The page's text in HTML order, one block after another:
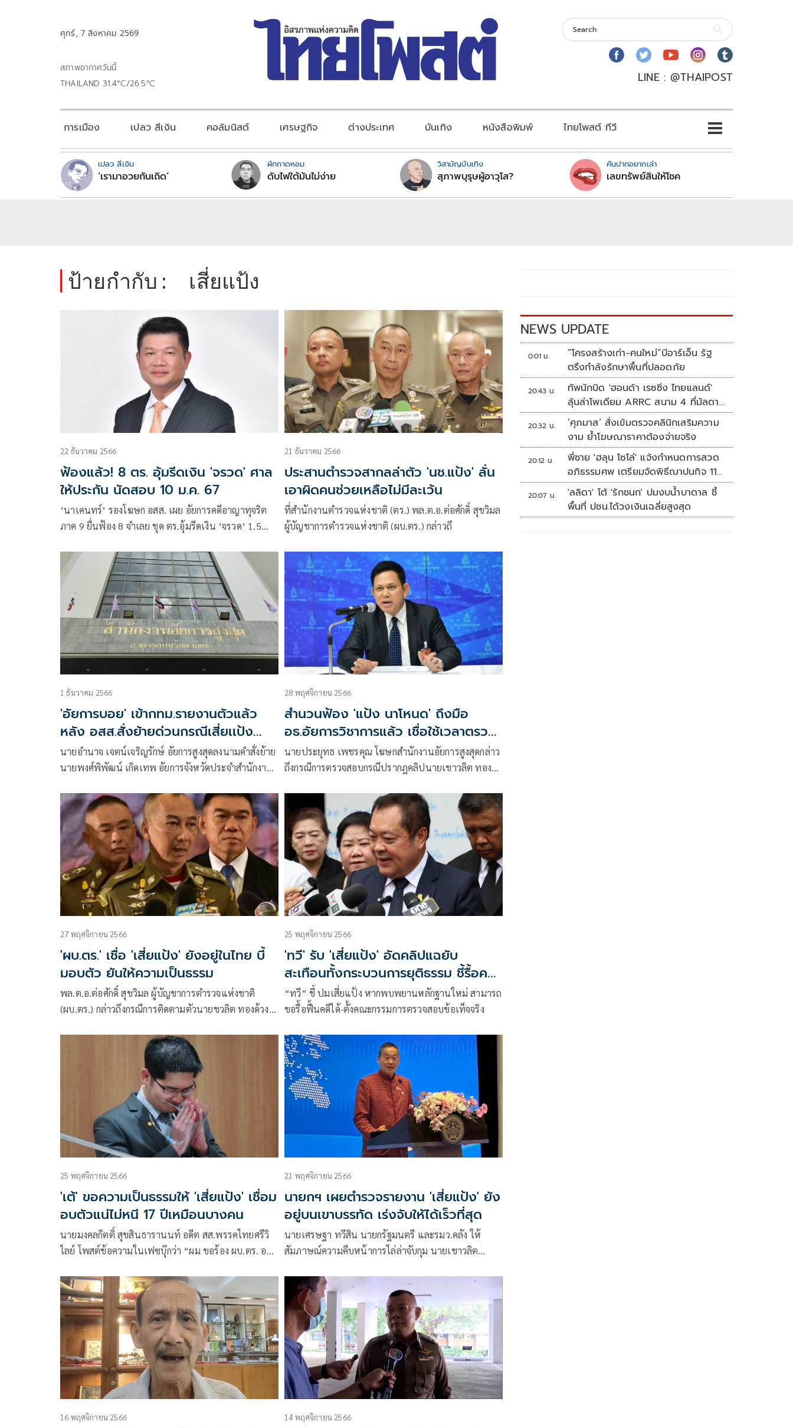
ศุกร์, 7 สิงหาคม 2569
สภาพอากาศวันนี้
THAILAND 31.4°C/26.5°C
LINE : @THAIPOST
การเมือง เปลว สีเงิน คอลัมนิสต์ เศรษฐกิจ ต่างประเทศ บันเทิง หนังสือพิมพ์ ไทยโพสต์ ทีวี
เปลว สีเงิน
‘เรามาอวยกันเถิด’
ผักกาดหอม
ดับไฟใต้มันไม่ง่าย
วิสามัญบันเทิง
สุภาพบุรุษผู้อาวุโส?
คันปากอยากเล่า
เลขทรัพย์สินให้โชค
ป้ายกำกับ : เสี่ยแป้ง
22 ธันวาคม 2566
ฟ้องแล้ว! 8 ตร. อุ้มรีดเงิน 'จรวด' ศาล
ให้ประกัน นัดสอบ 10 ม.ค. 67
‘นาเคนทร์’ รองโฆษก อสส. เผย อัยการคดีอาญาทุจริต
ภาค 9 ยื่นฟ้อง 8 จำเลย ชุด ตร.อุ้มรีดเงิน ‘จรวด’ 1.5
ประกัน นัดสอบคำให้การ 10 ม.ค. 67
21 ธันวาคม 2566
ประสานตำรวจสากลล่าตัว 'นช.แป้ง' ลั่น
เอาผิดคนช่วยเหลือไม่มีละเว้น
ที่สำนักงานตำรวจแห่งชาติ (ตร.) พล.ต.อ.ต่อศักดิ์ สุขวิมล
ผู้บัญชาการตำรวจแห่งชาติ (ผบ.ตร.) กล่าวถึ
1 ธันวาคม 2566
'อัยการบอย' เข้ากทม.รายงานตัวแล้ว
หลัง อสส.สั่งย้ายด่วนกรณีเสี่ยเเป้ง
พาดพิง
นายอำนาจ เจตน์เจริญรักษ์ อัยการสูงสุดลงนามคำสั่งย้าย
นายพงศ์พิพัฒน์ เกิดเทพ อัยการจังหวัดประจำสำนักงาน
สำนักงานคดีค้ามนุษย์ สำนักงานอัยการสูงสุดระหว่าง
กระบวนการตรวจสอบของสำนักงานวิชาการ
28 พฤศจิกายน 2566
สำนวนฟ้อง 'แป้ง นาโหนด' ถึงมือ
อธ.อัยการวิชาการแล้ว เชื่อใช้เวลาตรวจ
สอบไม่นาน
นายประยุทธ เพชรคุณ โฆษกสำนักงานอัยการสูงสุดกล่าว
ถึงกรณีการตรวจสอบกรณีปรากฎคลิปนายเชาวลิต ทอง
ชื่อบอยที่เคยเป็นผู้ต้องหาร่วมกับนายเชาวลิต เเต่อธิบดี
อัยการภาค9
27 พฤศจิกายน 2566
'ผบ.ตร.' เชื่อ 'เสี่ยแป้ง' ยังอยู่ในไทย บี้
มอบตัว ยันให้ความเป็นธรรม
พล.ต.อ.ต่อศักดิ์ สุขวิมล ผู้บัญชาการตำรวจแห่งชาติ
(ผบ.ตร.) กล่าวถึงกรณีการติดตามตัวนายชวลิต ทองด้วง
25 พฤศจิกายน 2566
'ทวี' รับ 'เสี่ยแป้ง' อัดคลิปแฉยับ
สะเทือนทั้งกระบวนการยุติธรรม ชี้รื้อคดี
ได้หากพบหลักฐานใหม่
“ทวี” ชี้ ปมเสี่ยแป้ง หากพบพยานหลักฐานใหม่ สามารถ
ขอรื้อฟื้นคดีได้-ตั้งคณะกรรมการตรวจสอบข้อเท็จจริง
25 พฤศจิกายน 2566
'เต้' ขอความเป็นธรรมให้ 'เสี่ยแป้ง' เชื่อม
อบตัวแน่ไม่หนี 17 ปีเหมือนบางคน
นายมงคลกิตติ์ สุขสินธารานนท์ อดีต สส.พรรคไทยศรีวิ
ไลย์ โพสต์ข้อความในเฟซบุ๊กว่า “ผม ขอร้อง ผบ.ตร. อย่า
21 พฤศจิกายน 2566
นายกฯ เผยตำรวจรายงาน 'เสี่ยแป้ง' ยัง
อยู่บนเขาบรรทัด เร่งจับให้ได้เร็วที่สุด
นายเศรษฐา ทวีสิน นายกรัฐมนตรี และรมว.คลัง ให้
สัมภาษณ์ความคืบหน้าการไล่ล่าจับกุม นายเชาวลิต
บนเทือกเขา
16 พฤศจิกายน 2566 14 พฤศจิกายน 2566
NEWS UPDATE
0:01 น.
“โครงสร้างเก่า-คนใหม่”บีอาร์เอ็น รัฐ
ตรึงกำลังรักษาพื้นที่ปลอดภัย
20:43 น.
ทัพนักบิด 'ฮอนด้า เรซซิ่ง ไทยแลนด์'
ลุ้นล่าโพเดียม ARRC สนาม 4 ที่มัลดาลิ
กา
20:32 น.
‘ศุภมาส’ สั่งเข้มตรวจคลินิกเสริมความ
งาม ย้ำโฆษณาราคาต้องจ่ายจริง
20:12 น.
พี่ชาย 'ฮลุน โซโล่' แจ้งกำหนดการสวด
อภิธรรมศพ เตรียมจัดพิธีฌาปนกิจ 11
ส.ค.
20:07 น.
'ลลิดา' โต้ 'รักชนก' ปมงบน้ำบาดาล ชี้
พื้นที่ ปชน.ได้วงเงินเฉลี่ยสูงสุด